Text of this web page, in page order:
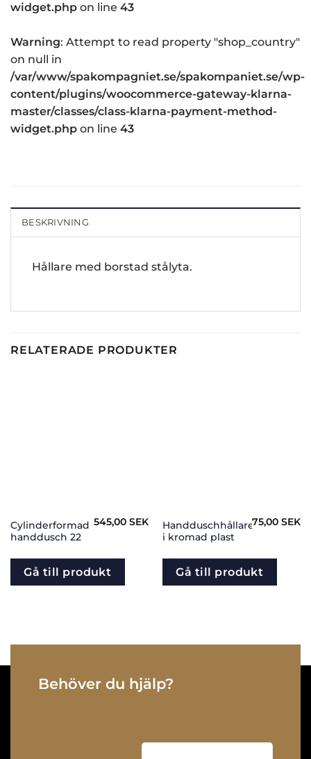
widget.php on line 43
Warning: Attempt to read property "shop_country"
on null in
/var/www/spakompagniet.se/spakompaniet.se/wp-
content/plugins/woocommerce-gateway-klarna-
master/classes/class-klarna-payment-method-
widget.php on line 43
BESKRIVNING
Hållare med borstad stålyta.
RELATERADE PRODUKTER
Cylinderformad
handdusch 22
545,00 SEK
Gå till produkt
Handduschhållare
i kromad plast
75,00 SEK
Gå till produkt
Behöver du hjälp?